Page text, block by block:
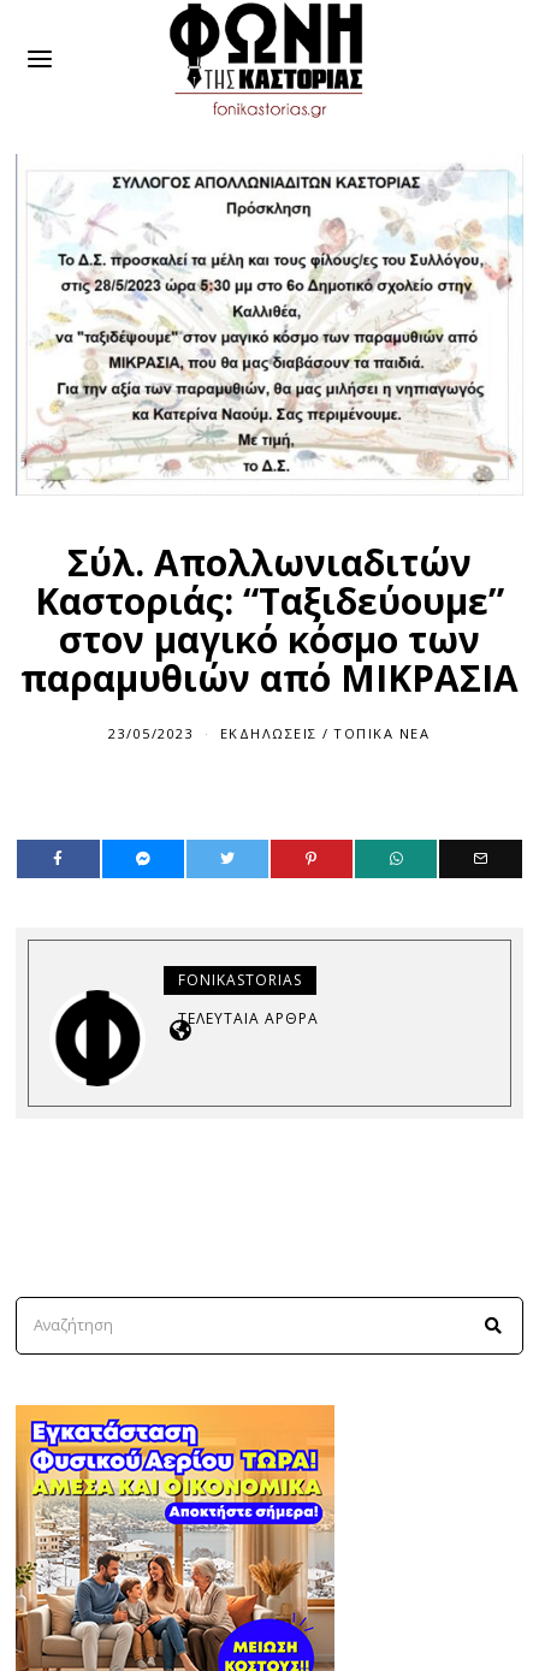
Σύλ. Απολλωνιαδιτών
Καστοριάς: “Ταξιδεύουμε”
στον μαγικό κόσμο των
παραμυθιών από ΜΙΚΡΑΣΙΑ
23/05/2023 ΕΚΔΗΛΏΣΕΙΣ / ΤΟΠΙΚΆ ΝΈΑ
FONIKASTORIAS
ΤΕΛΕΥΤΑΊΑ ΆΡΘΡΑ